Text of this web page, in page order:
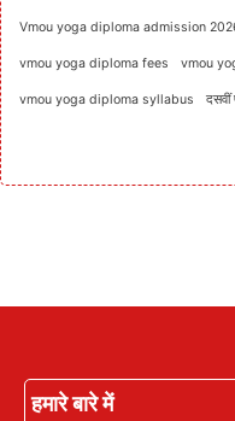
Vmou yoga diploma admission
vmou yoga diploma fees vmou
vmou yoga diploma syllabus दसवीं
हमारे बारे में